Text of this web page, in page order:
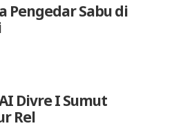
Pengedar Sabu di
Divre I Sumut
Rel